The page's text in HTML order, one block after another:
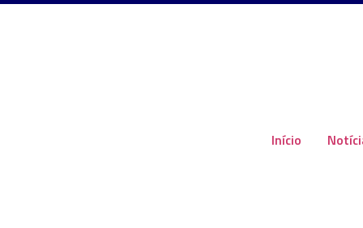
Início